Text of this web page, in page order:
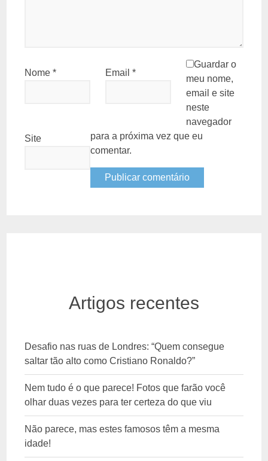
Nome* Email *
Site
Guardar o
meu nome,
email e site
neste
navegador
para a próxima vez que eu
comentar.
Artigos recentes
Desafio nas ruas de Londres: “Quem consegue
saltar tão alto como Cristiano Ronaldo?”
Nem tudo é o que parece! Fotos que farão você
olhar duas vezes para ter certeza do que viu
Não parece, mas estes famosos têm a mesma
idade!